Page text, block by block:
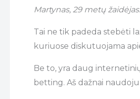
Martynas, 29 metų žaidėjas.
Tai ne tik padeda stebėti
kuriuose diskutuojama
Be to, yra daug
betting. Aš dažnai